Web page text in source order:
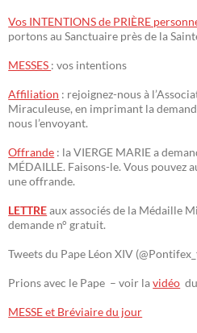
Vos INTENTIONS de PRIÈRE
portons au Sanctuaire près de la
MESSES : vos intentions
Affiliation : rejoignez-nous à
Miraculeuse, en imprimant la
nous l’envoyant.
Offrande : la VIERGE MARIE a
MÉDAILLE. Faisons-le. Vous pouvez
une offrande.
LETTREaux associés de la Médaille
demande n° gratuit.
Tweets du Pape Léon XIV
Prions avec le Pape – voir lavidéo
MESSE et Bréviaire du jour